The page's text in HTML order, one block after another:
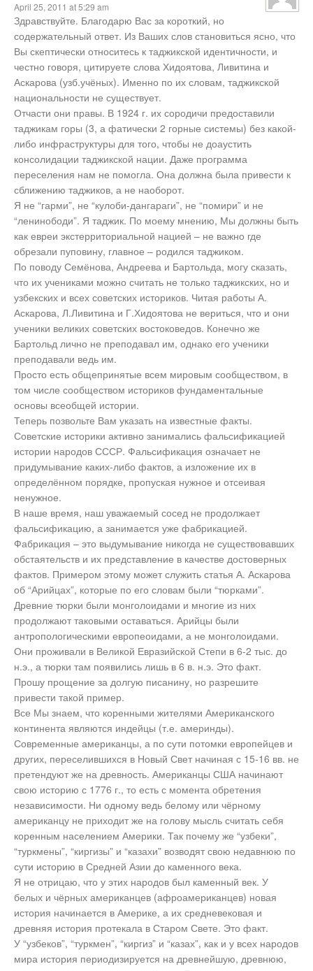
April 25, 2011 at 5:29 am
Здравствуйте. Благодарю Вас за короткий, но
содержательный ответ. Из Ваших слов становиться ясно, что
Вы скептически относитесь к таджикской идентичности, и
честно говоря, цитируете слова Хидоятова, Ливитина и
Аскарова (узб.учёных). Именно по их словам, таджикской
национальности не существует.
Отчасти они правы. В 1924 г. их сородичи предоставили
таджикам горы (3, а фатически 2 горные системы) без какой-
либо инфраструктуры для того, чтобы не доаустить
консолидации таджикской нации. Даже программа
переселения нам не помогла. Она должна была привести к
сближению таджиков, а не наоборот.
Я не “гарми”, не “кулоби-дангараги”, не “помири” и не
“ленинободи”. Я таджик. По моему мнению, Мы должны быть
как евреи экстерриториальной нацией – не важно где
обрезали пуповину, главное – родился таджиком.
По поводу Семёнова, Андреева и Бартольда, могу сказать,
что их учениками можно считать не только таджикских, но и
узбекских и всех советских историков. Читая работы А.
Аскарова, Л.Ливитина и Г.Хидоятова не вериться, что и они
ученики великих советских востоковедов. Конечно же
Бартольд лично не преподавал им, однако его ученики
преподавали ведь им.
Просто есть общепринятые всем мировым сообществом, в
том числе сообществом историков фундаментальные
основы всеобщей истории.
Теперь позвольте Вам указать на известные факты.
Советские историки активно занимались фальсификацией
истории народов СССР. Фальсификация означает не
придумывание каких-либо фактов, а изложение их в
определённом порядке, пропуская нужное и отсеивая
ненужное.
В наше время, наш уважаемый сосед не продолжает
фальсификацию, а занимается уже фабрикацией.
Фабрикация – это выдумывание никогда не существовавших
обстаятельств и их представление в качестве достоверных
фактов. Примером этому может служить статья А. Аскарова
об “Арийцах”, которые по его словам были “тюрками”.
Древние тюрки были монголоидами и многие из них
продолжают таковыми оставаться. Арийцы были
антропологическими европеоидами, а не монголоидами.
Они проживали в Великой Евразийской Степи в 6-2 тыс. до
н.э., а тюрки там появились лишь в 6 в. н.э. Это факт.
Прошу прощение за долгую писанину, но разрешите
привести такой пример.
Все Мы знаем, что коренными жителями Американского
континента являются индейцы (т.е. америнды).
Современные американцы, а по сути потомки европейцев и
других, переселившихся в Новый Свет начиная с 15-16 вв. не
претендуют же на древность. Американцы США начинают
свою историю с 1776 г., то есть с момента обретения
независимости. Ни одному ведь белому или чёрному
американцу не приходит же на голову мысль считать себя
коренным населением Америки. Так почему же “узбеки”,
“туркмены”, “киргизы” и “казахи” возводят свою недавнюю по
сути историю в Средней Азии до каменного века.
Я не отрицаю, что у этих народов был каменный век. У
белых и чёрных американцев (афроамериканцев) новая
история начинается в Америке, а их средневековая и
древняя история протекала в Старом Свете. Это факт.
У “узбеков”, “туркмен”, “киргиз” и “казах”, как и у всех народов
мира история периодизируется на древнейшую, древнюю,